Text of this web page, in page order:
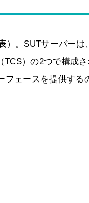
）。SUTサーバーは
）の2つで構成
ェースを提供する